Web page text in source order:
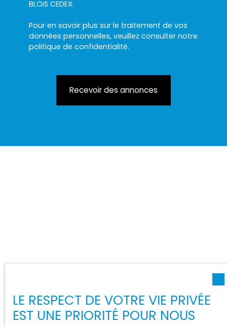
BLOIS CEDEX.
Pour en savoir plus sur le traitement de vos
données personnelles, veuillez consulter notre
politique de confidentialité.
Recevoir des annonces
LE RESPECT DE VOTRE VIE PRIVÉE
EST UNE PRIORITÉ POUR NOUS